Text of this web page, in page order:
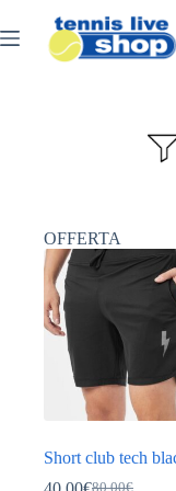
al
contenuto
OFFERTA
Short club tech
80,00€